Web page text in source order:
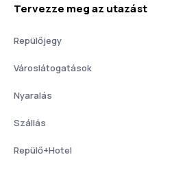
Tervezze meg az utazást
Repülőjegy
Városlátogatások
Nyaralás
Szállás
Repülő+Hotel